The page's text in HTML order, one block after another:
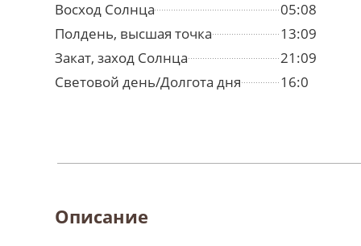
Восход Солнца
05:08
Полдень, высшая точка
13:09
Закат, заход Солнца
21:09
Световой день/Долгота дня
16:0
Описание